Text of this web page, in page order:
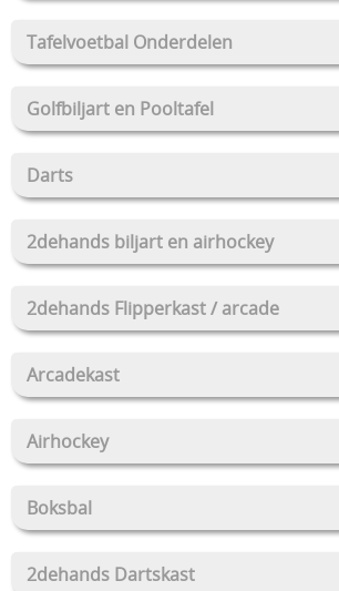
Tafelvoetbal Onderdelen
Golfbiljart en Pooltafel
Darts
2dehands biljart en airhockey
2dehands Flipperkast / arcade
Arcadekast
Airhockey
Boksbal
2dehands Dartskast